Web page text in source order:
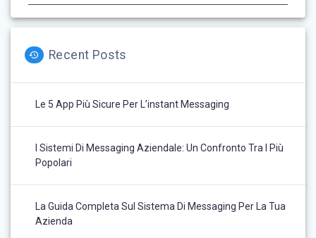
Recent Posts
Le 5 App Più Sicure Per L’instant Messaging
I Sistemi Di Messaging Aziendale: Un Confronto Tra I Più
Popolari
La Guida Completa Sul Sistema Di Messaging Per La Tua
Azienda